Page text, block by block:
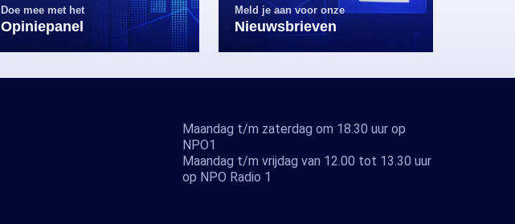
Doe mee met het
Opiniepanel
Meld je aan voor onze
Nieuwsbrieven
Maandag t/m zaterdag om 18.30 uur op
NPO1
Maandag t/m vrijdag van 12.00 tot 13.30 uur
op NPO Radio 1